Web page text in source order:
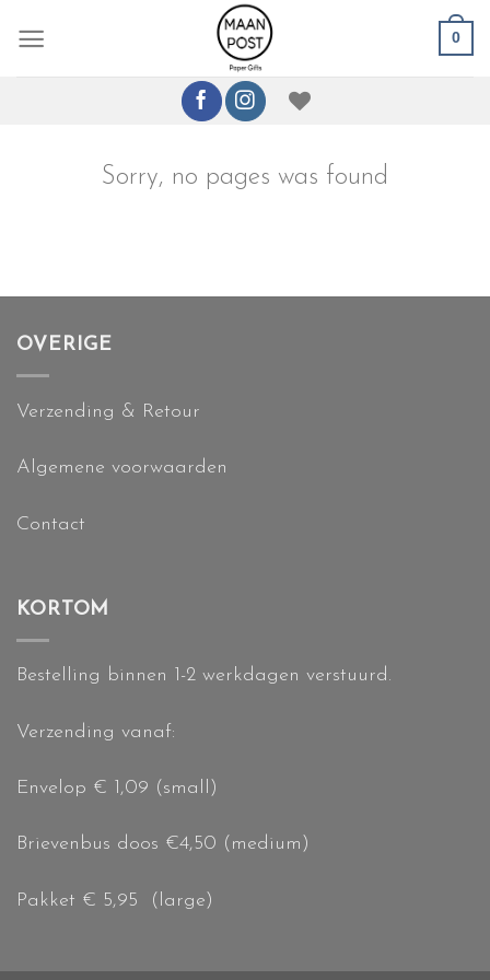
naar
inhoud
0
Sorry, no pages was found
OVERIGE
Verzending & Retour
Algemene voorwaarden
Contact
KORTOM
Bestelling binnen 1-2 werkdagen verstuurd.
Verzending vanaf:
Envelop € 1,09 (small)
Brievenbus doos €4,50 (medium)
Pakket € 5,95 (large)